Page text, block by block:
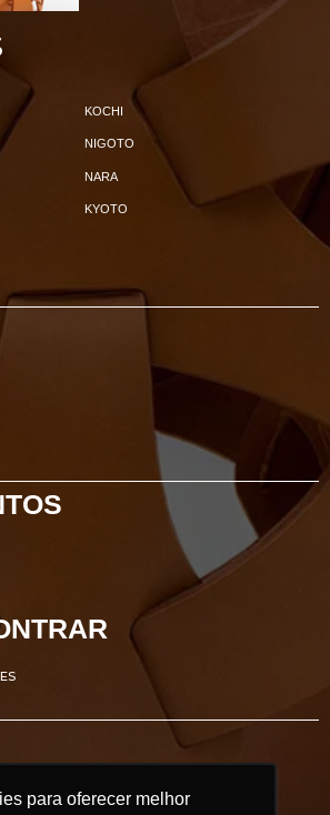
para oferecer melhor
para oferecer melhor
KOCHI
NIGOTO
NARA
KYOTO
435